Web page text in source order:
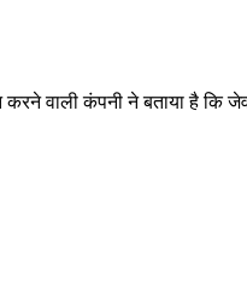
वाली कंपनी ने बताया है कि